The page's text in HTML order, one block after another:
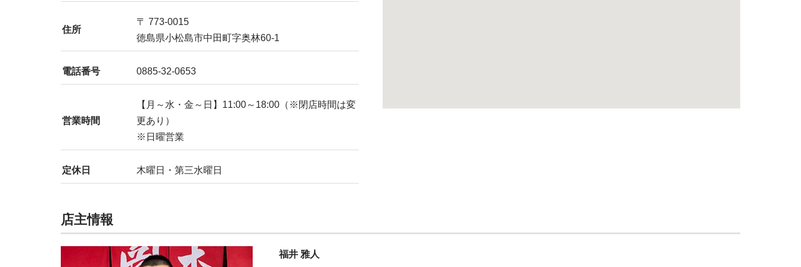
住所
〒 773-0015
徳島県小松島市中田町字奥林60-1
電話番号 0885-32-0653
営業時間
【月～水・金～日】11:00～18:00（※閉店時間は変
更あり）
※日曜営業
定休日 木曜日・第三水曜日
店主情報
福井 雅人